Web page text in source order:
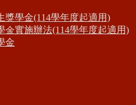
獎學金(114學年度起適用)
實施辦法(114學年度起適用)
金